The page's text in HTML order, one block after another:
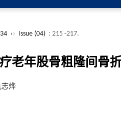
›› Issue (04) : 215 -217.
老年股骨粗隆间骨
志烨